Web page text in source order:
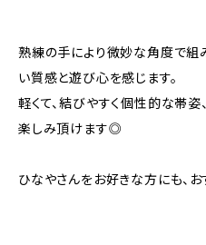
熟練の手により微妙な角度で組
い質感と遊び心を感じます。
軽くて、結びやすく個性的な帯
楽しみ頂けます◎
ひなやさんをお好きな方にも、お